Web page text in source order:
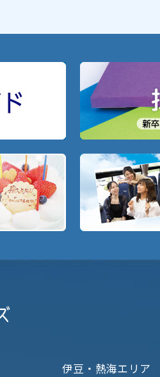
伊豆・熱海エリア